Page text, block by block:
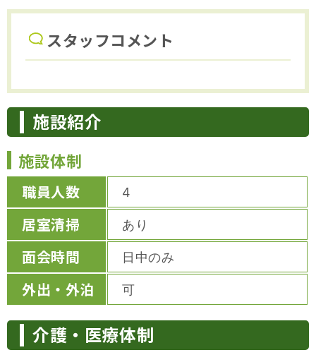
スタッフコメント
施設紹介
施設体制
職員人数 4
居室清掃 あり
面会時間 日中のみ
外出・外泊 可
介護・医療体制